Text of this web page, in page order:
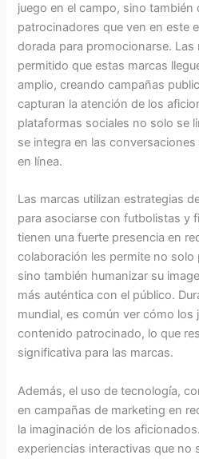
juego en el campo, sino también
patrocinadores que ven en este
dorada para promocionarse. Las
permitido que estas marcas
amplio, creando campañas
capturan la atención de los
plataformas sociales no solo se
se integra en las
en línea.
Las marcas utilizan estrategias
para asociarse con futbolistas y
tienen una fuerte presencia en
colaboración les permite no
sino también humanizar su
más auténtica con el público.
mundial, es común ver cómo los
contenido patrocinado, lo que
significativa para las marcas.
Además, el uso de tecnología,
en campañas de marketing en
la imaginación de los
experiencias interactivas que no